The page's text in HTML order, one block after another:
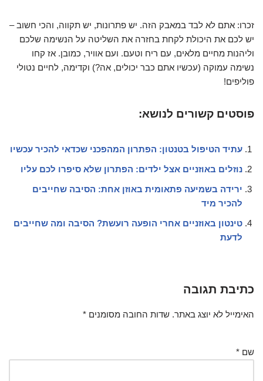
זכרו: אתם לא לבד במאבק הזה. יש פתרונות, יש תקווה, והכי חשוב –
יש לכם את היכולת לקחת בחזרה את השליטה על הנשימה שלכם
וליהנות מחיים מלאים, עם ריח וטעם. ועם אוויר, כמובן. אז קחו
נשימה עמוקה (עכשיו אתם כבר יכולים, אה?) וקדימה, לחיים נטולי
פוליפים!
פוסטים קשורים לנושא:
עתיד הטיפול בטנטון: הפתרון המהפכני שכדאי להכיר עכשיו
נוזלים באוזניים אצל ילדים: הפתרון שלא סיפרו לכם עליו
ירידה בשמיעה פתאומית באוזן אחת: הסיבה שחייבים
להכיר מיד
טינטון באוזניים אחרי הופעה רועשת? הסיבה ומה שחייבים
לדעת
כתיבת תגובה
האימייל לא יוצג באתר. שדות החובה מסומנים *
שם *